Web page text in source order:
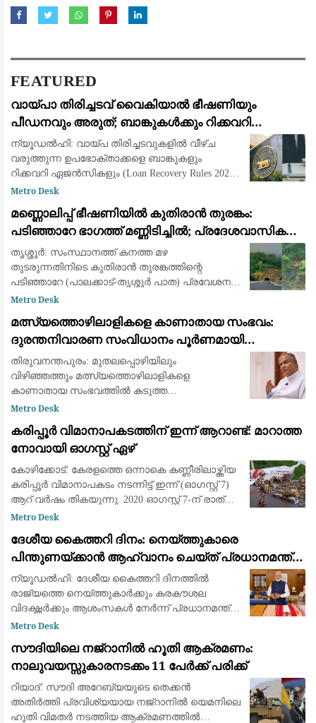
FEATURED
വായ്പാ തിരിച്ചടവ് വൈകിയാൽ ഭീഷണിയും
പീഡനവും അരുത്; ബാങ്കുകൾക്കും റിക്കവറി
ഏജൻസികൾക്കും കർശന നിയന്ത്രണങ്ങളുമായി
ആർ.ബി.ഐ
ന്യൂഡൽഹി: വായ്പ തിരിച്ചടവുകളിൽ വീഴ്ച
വരുത്തുന്ന ഉപഭോക്താക്കളെ ബാങ്കുകളും
റിക്കവറി ഏജൻസികളും (Loan Recovery Rules 2026)
മാനസികമായി പീഡിപ്പിക്കുന്നതും
മാർഗ്ഗനിർദ്
Metro Desk
മണ്ണൊലിപ്പ് ഭീഷണിയിൽ കുതിരാൻ തുരങ്കം:
പടിഞ്ഞാറേ ഭാഗത്ത് മണ്ണിടിച്ചിൽ; പ്രദേശവാസികളും
യാത്രക്കാരും ആശങ്കയിൽ
തൃശ്ശൂർ: സംസ്ഥാനത്ത് കനത്ത മഴ
തുടരുന്നതിനിടെ കുതിരാൻ തുരങ്കത്തിന്റെ
പടിഞ്ഞാറേ (പാലക്കാട്-തൃശ്ശൂർ പാത) പ്രവേശന
കവാടത്തിന് സമീപം ശക്തമായ മണ്ണിടിച്ചിൽ.
മുകളിലെ മ
Metro Desk
മത്സ്യത്തൊഴിലാളികളെ കാണാതായ സംഭവം:
ദുരന്തനിവാരണ സംവിധാനം പൂർണമായി
പരാജയപ്പെട്ടു; കടുത്ത വിമർശനവുമായി ഫാ. യൂജിൻ
പെരേര
തിരുവനന്തപുരം: മുതലപ്പൊഴിയിലും
വിഴിഞ്ഞത്തും മത്സ്യത്തൊഴിലാളികളെ
കാണാതായ സംഭവത്തില്‍ കടുത്ത
വിമര്‍ശനവുമായി ലത്തീന്‍ സഭ വികാരി ജനറല്‍
ഭരണകൂടത്തിന്റെ കെടുകാര്
Metro Desk
കരിപ്പൂർ വിമാനാപകടത്തിന് ഇന്ന് ആറാണ്ട്: മാറാത്ത
നോവായി ഓഗസ്റ്റ് ഏഴ്
കോഴിക്കോട്: കേരളത്തെ ഒന്നാകെ കണ്ണീരിലാഴ്ത്തിയ
കരിപ്പൂർ വിമാനാപകടം നടന്നിട്ട് ഇന്ന് (ഓഗസ്റ്റ് 7)
ആറ് വർഷം തികയുന്നു. 2020 ഓഗസ്റ്റ് 7-ന് രാത്രി
കനത്ത മഴയത്ത് ദുബായിൽ നിന്ന് എത്തിയ എയർ
Metro Desk
ദേശീയ കൈത്തറി ദിനം: നെയ്ത്തുകാരെ
പിന്തുണയ്ക്കാൻ ആഹ്വാനം ചെയ്ത് പ്രധാനമന്ത്രി
നരേന്ദ്ര മോദി
ന്യൂഡൽഹി: ദേശീയ കൈത്തറി ദിനത്തിൽ
രാജ്യത്തെ നെയ്ത്തുകാർക്കും കരകൗശല
വിദഗ്ദ്ധർക്കും ആശംസകൾ നേർന്ന് പ്രധാനമന്ത്രി
നരേന്ദ്ര മോദി. ഇന്ത്യയുടെ സമ്പന്നമായ
മാറ്റിവെച്ച
Metro Desk
സൗദിയിലെ നജ്‌റാനിൽ ഹൂതി ആക്രമണം:
നാലുവയസ്സുകാരനടക്കം 11 പേർക്ക് പരിക്ക്
റിയാദ്: സൗദി അറേബ്യയുടെ തെക്കൻ
അതിർത്തി പ്രവിശ്യയായ നജ്‌റാനിൽ യെമനിലെ
ഹൂതി വിമതർ നടത്തിയ ആക്രമണത്തിൽ